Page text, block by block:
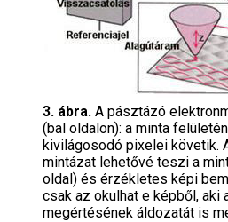
3. ábra. A pásztázó
(bal oldalon): a minta
kivilágosodó pixelei követik.
mintázat lehetővé teszi a
oldal) és érzékletes képi
csak az okulhat e képből, aki
megértésének áldozatát is